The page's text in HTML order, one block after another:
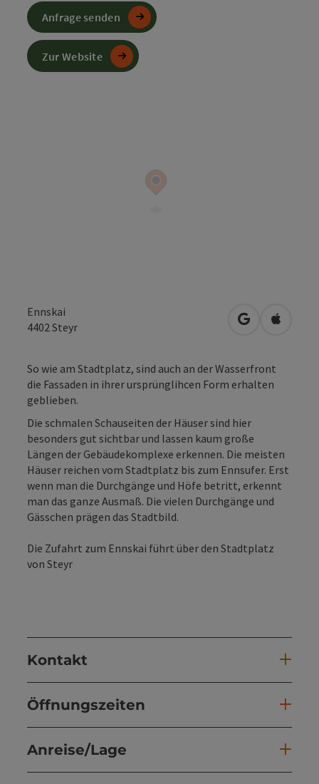
Ennskai
4402 Steyr in Google
in
So wie am Stadtplatz, sind auch an der Wasserfront
die Fassaden in ihrer ursprünglihcen Form erhalten
geblieben.
Die schmalen Schauseiten der Häuser sind hier
besonders gut sichtbar und lassen kaum große
Längen der Gebäudekomplexe erkennen. Die meisten
Häuser reichen vom Stadtplatz bis zum Ennsufer. Erst
wenn man die Durchgänge und Höfe betritt, erkennt
man das ganze Ausmaß. Die vielen Durchgänge und
Gässchen prägen das Stadtbild.
Die Zufahrt zum Ennskai führt über den Stadtplatz
von Steyr
Kontakt
Öffnungszeiten
Anreise/Lage
Anfrage senden
Zur Website